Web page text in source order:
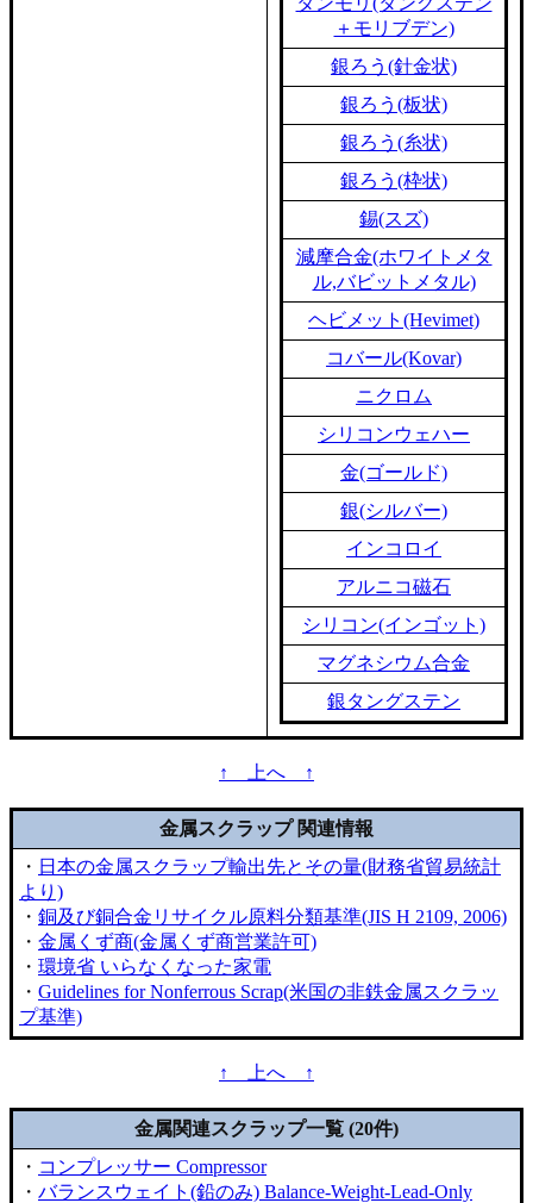
＋モリブデン)
銀ろう(針金状)
銀ろう(板状)
銀ろう(糸状)
銀ろう(枠状)
錫(スズ)
減摩合金(ホワイトメタ
ル,バビットメタル)
ヘビメット(Hevimet)
コバール(Kovar)
ニクロム
シリコンウェハー
金(ゴールド)
銀(シルバー)
インコロイ
アルニコ磁石
シリコン(インゴット)
マグネシウム合金
銀タングステン
↑ 上へ ↑
金属スクラップ 関連情報
・ 日本の金属スクラップ輸出先とその量(財務省貿易統計
より)
・ 銅及び銅合金リサイクル原料分類基準(JIS H 2109, 2006)
・ 金属くず商(金属くず商営業許可)
・ 環境省 いらなくなった家電
・ Guidelines for Nonferrous Scrap(米国の非鉄金属スクラッ
プ基準)
↑ 上へ ↑
金属関連スクラップ一覧 (20件)
・ コンプレッサー Compressor
・ バランスウェイト(鉛のみ) Balance-Weight-Lead-Only